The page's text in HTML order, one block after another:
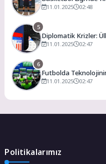
11.01.2025 02:48
5
Diplomatik Krizler:
11.01.2025 02:47
6
Futbolda
11.01.2025 02:47
Politikalarımız